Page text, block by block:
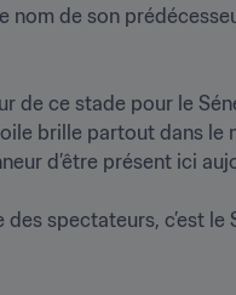
de son
de ce stade pour le
brille partout dans le
d’être présent ici
spectateurs, c’est le